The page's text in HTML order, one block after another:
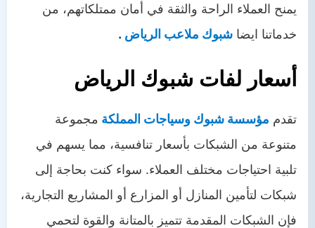
يمنح العملاء الراحة والثقة في أمان ممتلكاتهم، من
خدماتنا ايضا شبوك ملاعب الرياض .
أسعار لفات شبوك الرياض
تقدم مؤسسة شبوك وسياجات المملكة مجموعة
متنوعة من الشبكات بأسعار تنافسية، مما يسهم في
تلبية احتياجات مختلف العملاء. سواء كنت بحاجة إلى
شبكات لتأمين المنازل أو المزارع أو المشاريع التجارية،
فإن الشبكات المقدمة تتميز بالمتانة والقوة لتحمي